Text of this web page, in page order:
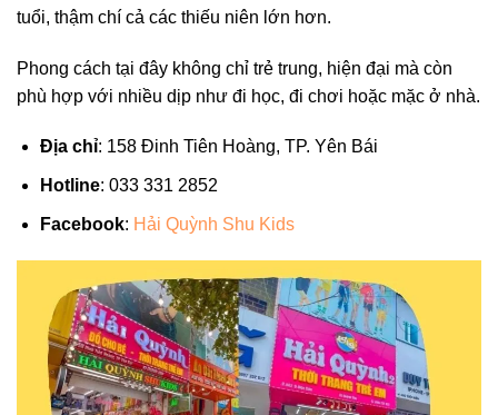
tuổi, thậm chí cả các thiếu niên lớn hơn.
Phong cách tại đây không chỉ trẻ trung, hiện đại mà còn
phù hợp với nhiều dịp như đi học, đi chơi hoặc mặc ở nhà.
Địa chỉ: 158 Đinh Tiên Hoàng, TP. Yên Bái
Hotline: 033 331 2852
Facebook: Hải Quỳnh Shu Kids